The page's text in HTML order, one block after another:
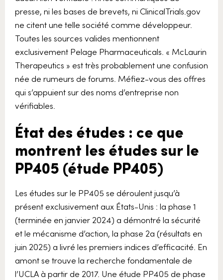
presse, ni les bases de brevets, ni ClinicalTrials.gov
ne citent une telle société comme développeur.
Toutes les sources valides mentionnent
exclusivement Pelage Pharmaceuticals. « McLaurin
Therapeutics » est très probablement une confusion
née de rumeurs de forums. Méfiez-vous des offres
qui s’appuient sur des noms d’entreprise non
vérifiables.
État des études : ce que
montrent les études sur le
PP405 (étude PP405)
Les études sur le PP405 se déroulent jusqu’à
présent exclusivement aux États-Unis : la phase 1
(terminée en janvier 2024) a démontré la sécurité
et le mécanisme d’action, la phase 2a (résultats en
juin 2025) a livré les premiers indices d’efficacité. En
amont se trouve la recherche fondamentale de
l’UCLA à partir de 2017. Une étude PP405 de phase